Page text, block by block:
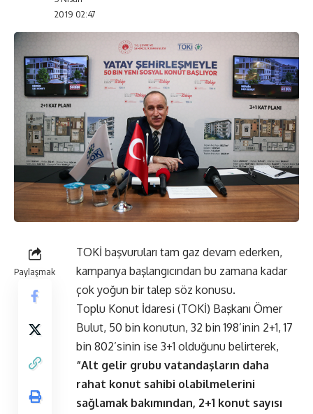
2019 02:47
Paylaşmak
TOKİ başvuruları tam gaz devam ederken,
kampanya başlangıcından bu zamana kadar
çok yoğun bir talep söz konusu.
Toplu Konut İdaresi (TOKİ) Başkanı Ömer
Bulut, 50 bin konutun, 32 bin 198’inin 2+1, 17
bin 802’sinin ise 3+1 olduğunu belirterek,
“Alt gelir grubu vatandaşların daha
rahat konut sahibi olabilmelerini
sağlamak bakımından, 2+1 konut sayısı